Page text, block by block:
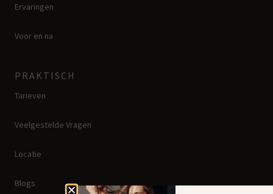
Ervaringen
Voor en na
PRAKTISCH
Tarieven
Veelgestelde Vragen
Locatie
Blogs